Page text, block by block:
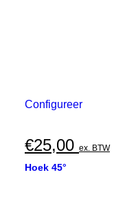
Configureer
€25,00 ex. BTW
Hoek 45°